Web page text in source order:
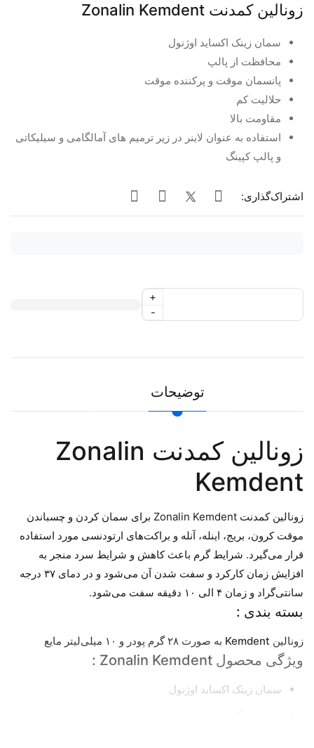
زونالین کمدنت Zonalin Kemdent
سمان زینک اکساید اوژنول
محافظت از پالپ
پانسمان موقت و پرکننده موقت
حلالیت کم
مقاومت بالا
استفاده به عنوان لاینر در زیر ترمیم های آمالگامی و سیلیکاتی
و پالپ کپینگ
اشتراک‌گذاری:
-
+
توضیحات
زونالین کمدنت Zonalin
Kemdent
زونالین کمدنت Zonalin Kemdent برای سمان کردن و چسباندن
موقت کرون، بریج، اینله، آنله و براکت‌های ارتودنسی مورد استفاده
قرار می‌گیرد. شرایط گرم باعث کاهش و شرایط سرد منجر به
افزایش زمان کارکرد و سفت شدن آن می‌شود و در دمای ۳۷ درجه
سانتی‌گراد و زمان ۴ الی ۱۰ دقیقه سفت می‌شود.
بسته بندی :
زونالین Kemdent‌ به صورت ۲۸ گرم پودر و ۱۰ میلی‌لیتر مایع
ویژگی محصول Zonalin Kemdent :
سمان زینک اکساید اوژنول